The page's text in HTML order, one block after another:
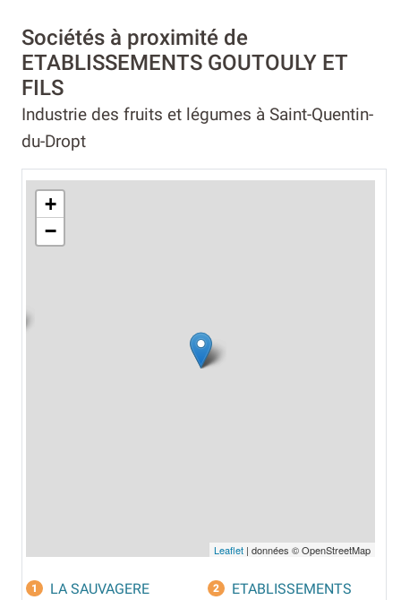
Sociétés à proximité de
ETABLISSEMENTS GOUTOULY ET
FILS
Industrie des fruits et légumes à Saint-Quentin-
du-Dropt
+
−
Leaflet | données © OpenStreetMap
1
LA SAUVAGERE
2
ETABLISSEMENTS